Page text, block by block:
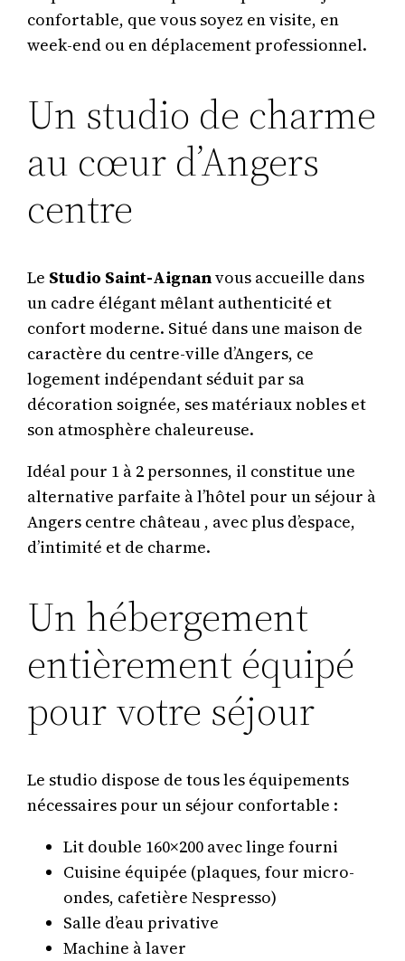
confortable, que vous soyez en visite, en
week-end ou en déplacement professionnel.
Un studio de charme
au cœur d’Angers
centre
Le Studio Saint-Aignanvous accueille dans
un cadre élégant mêlant authenticité et
confort moderne. Situé dans une maison de
caractère du centre-ville d’Angers, ce
logement indépendant séduit par sa
décoration soignée, ses matériaux nobles et
son atmosphère chaleureuse.
Idéal pour 1 à 2 personnes, il constitue une
alternative parfaite à l’hôtel pour un séjour à
Angers centre château , avec plus d’espace,
d’intimité et de charme.
Un hébergement
entièrement équipé
pour votre séjour
Le studio dispose de tous les équipements
nécessaires pour un séjour confortable :
Lit double 160×200 avec linge fourni
Cuisine équipée (plaques, four micro-
ondes, cafetière Nespresso)
Salle d’eau privative
Machine à laver